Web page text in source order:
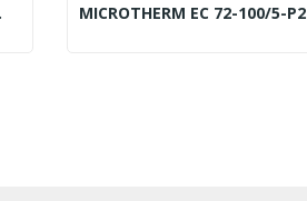
MICROTHERM EC 72-100/5-P2
READ MORE